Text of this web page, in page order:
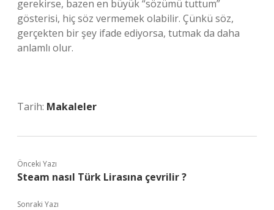
gerekirse, bazen en büyük “sözümü tuttum”
gösterisi, hiç söz vermemek olabilir. Çünkü söz,
gerçekten bir şey ifade ediyorsa, tutmak da daha
anlamlı olur.
Tarih: Makaleler
Önceki Yazı
Steam nasıl Türk Lirasına çevrilir ?
Sonraki Yazı